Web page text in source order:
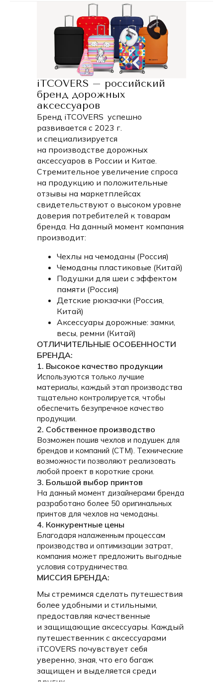
Чехлы iTCOVERS подходят для большинства
современных чемоданов с четырьмя колесами.
В коллекции представлены три размера чехлов
(размеры указаны от земли с учетом колес до верхней
части чемодана):
S — высота от 50 до 55 см;
M — высота от 65 до 75 см;
L — высота от 75 до 85 см.
Выбирайте подходящий размер и наслаждайтесь
сочетанием безопасности и стиля в каждой поездке!
ПРИ РАЗРАБОТКЕ ЧЕХЛОВ БЫЛИ УЧТЕНЫ ВСЕ
ПОТРЕБНОСТИ ПУТЕШЕСТВЕННИКОВ:
iTCOVERS – российский
бренд дорожных
аксессуаров
Бренд iTCOVERS успешно
развивается с 2023 г.
и специализируется
на производстве дорожных
аксессуаров в России и Китае.
Стремительное увеличение спроса
на продукцию и положительные
отзывы на маркетплейсах
свидетельствуют о высоком уровне
доверия потребителей к товарам
бренда. На данный момент компания
производит:
Чехлы на чемоданы (Россия)
Чемоданы пластиковые (Китай)
Подушки для шеи с эффектом
памяти (Россия)
Детские рюкзачки (Россия,
Китай)
Аксессуары дорожные: замки,
весы, ремни (Китай)
ОТЛИЧИТЕЛЬНЫЕ ОСОБЕННОСТИ
БРЕНДА:
1. Высокое качество продукции
Используются только лучшие
материалы, каждый этап производства
тщательно контролируется, чтобы
обеспечить безупречное качество
продукции.
2. Собственное производство
Возможен пошив чехлов и подушек для
брендов и компаний (СТМ). Технические
возможности позволяют реализовать
любой проект в короткие сроки.
3. Большой выбор принтов
На данный момент дизайнерами бренда
разработано более 50 оригинальных
принтов для чехлов на чемоданы.
4. Конкурентные цены
Благодаря налаженным процессам
производства и оптимизации затрат,
компания может предложить выгодные
условия сотрудничества.
МИССИЯ БРЕНДА:
Мы стремимся сделать путешествия
более удобными и стильными,
предоставляя качественные
и защищающие аксессуары. Каждый
путешественник с аксессуарами
iTCOVERS почувствует себя
уверенно, зная, что его багаж
защищен и выделяется среди
других.